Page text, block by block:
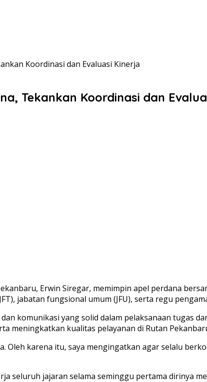
Koordinasi dan Evaluasi Kinerja
Tekankan Koordinasi dan
Erwin Siregar, memimpin apel perdana
jabatan fungsional umum (JFU), serta regu
komunikasi yang solid dalam pelaksanaan tugas
meningkatkan kualitas pelayanan di Rutan
Oleh karena itu, saya mengingatkan agar selalu
seluruh jajaran selama seminggu pertama dirinya